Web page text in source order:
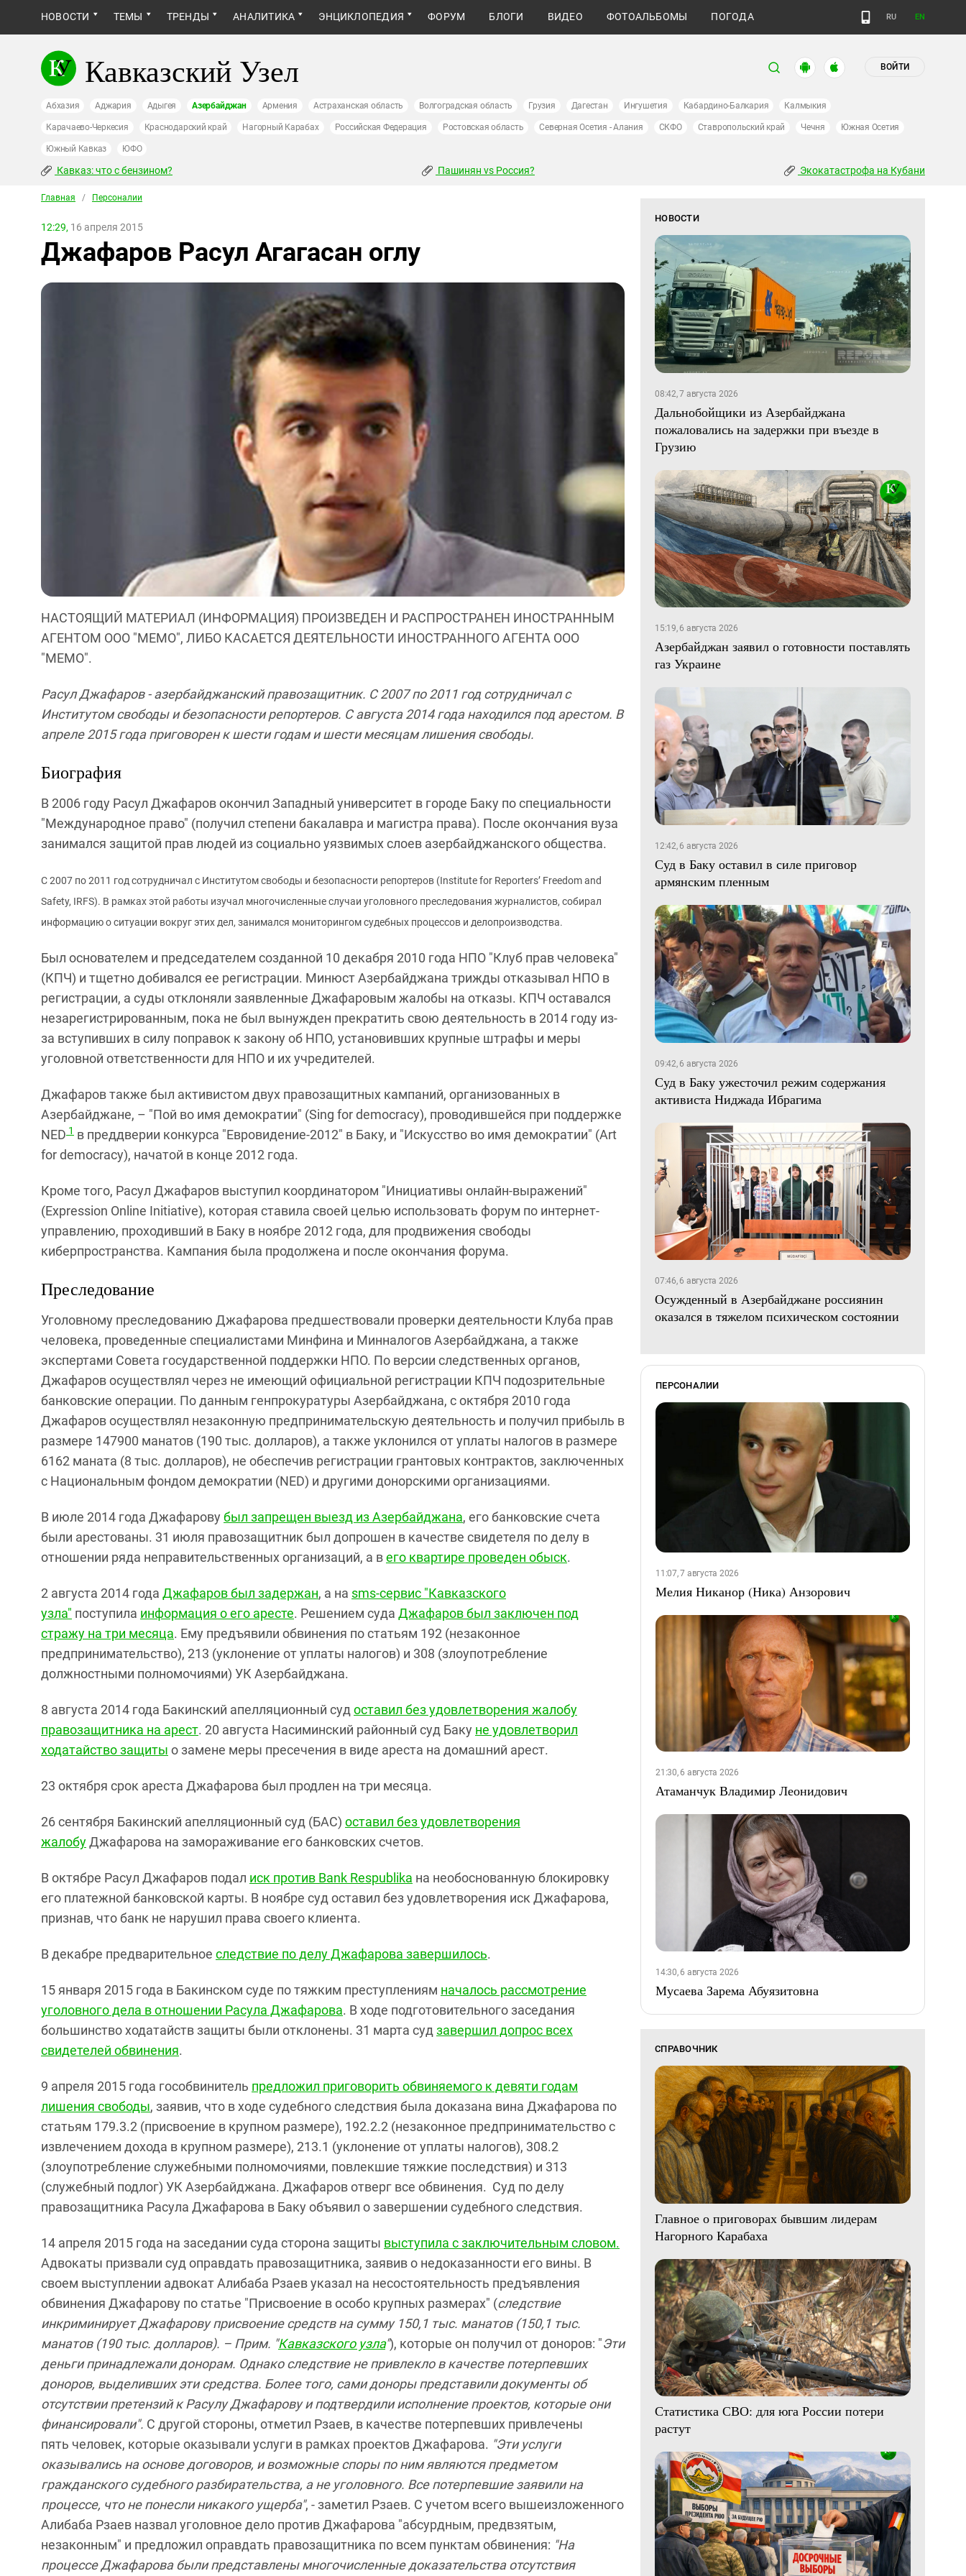
НОВОСТИ ТЕМЫ ТРЕНДЫ АНАЛИТИКА ЭНЦИКЛОПЕДИЯ ФОРУМ БЛОГИ ВИДЕО ФОТОАЛЬБОМЫ ПОГОДА RU EN
Кавказский Узел ВОЙТИ
Абхазия Аджария Адыгея Азербайджан Армения Астраханская область Волгоградская область Грузия Дагестан Ингушетия Кабардино-Балкария Калмыкия
Карачаево-Черкесия Краснодарский край Нагорный Карабах Российская Федерация Ростовская область Северная Осетия - Алания СКФО Ставропольский край Чечня Южная Осетия
Южный Кавказ ЮФО
Кавказ: что с бензином? Пашинян vs Россия? Экокатастрофа на Кубани
Главная / Персоналии
12:29, 16 апреля 2015
Джафаров Расул Агагасан оглу
НАСТОЯЩИЙ МАТЕРИАЛ (ИНФОРМАЦИЯ) ПРОИЗВЕДЕН И РАСПРОСТРАНЕН ИНОСТРАННЫМ
АГЕНТОМ ООО "МЕМО", ЛИБО КАСАЕТСЯ ДЕЯТЕЛЬНОСТИ ИНОСТРАННОГО АГЕНТА ООО
"МЕМО".
Расул Джафаров - азербайджанский правозащитник. С 2007 по 2011 год сотрудничал с
Институтом свободы и безопасности репортеров. С августа 2014 года находился под арестом. В
апреле 2015 года приговорен к шести годам и шести месяцам лишения свободы.
Биография
В 2006 году Расул Джафаров окончил Западный университет в городе Баку по специальности
"Международное право" (получил степени бакалавра и магистра права). После окончания вуза
занимался защитой прав людей из социально уязвимых слоев азербайджанского общества.
С 2007 по 2011 год сотрудничал с Институтом свободы и безопасности репортеров (Institute for Reporters’ Freedom and
Safety, IRFS). В рамках этой работы изучал многочисленные случаи уголовного преследования журналистов, собирал
информацию о ситуации вокруг этих дел, занимался мониторингом судебных процессов и делопроизводства.
Был основателем и председателем созданной 10 декабря 2010 года НПО "Клуб прав человека"
(КПЧ) и тщетно добивался ее регистрации. Минюст Азербайджана трижды отказывал НПО в
регистрации, а суды отклоняли заявленные Джафаровым жалобы на отказы. КПЧ оставался
незарегистрированным, пока не был вынужден прекратить свою деятельность в 2014 году из-
за вступивших в силу поправок к закону об НПО, установивших крупные штрафы и меры
уголовной ответственности для НПО и их учредителей.
Джафаров также был активистом двух правозащитных кампаний, организованных в
Азербайджане, – "Пой во имя демократии" (Sing for democracy), проводившейся при поддержке
NED 1 в преддверии конкурса "Евровидение-2012" в Баку, и "Искусство во имя демократии" (Art
for democracy), начатой в конце 2012 года.
Кроме того, Расул Джафаров выступил координатором "Инициативы онлайн-выражений"
(Expression Online Initiative), которая ставила своей целью использовать форум по интернет-
управлению, проходивший в Баку в ноябре 2012 года, для продвижения свободы
киберпространства. Кампания была продолжена и после окончания форума.
Преследование
Уголовному преследованию Джафарова предшествовали проверки деятельности Клуба прав
человека, проведенные специалистами Минфина и Минналогов Азербайджана, а также
экспертами Совета государственной поддержки НПО. По версии следственных органов,
Джафаров осуществлял через не имеющий официальной регистрации КПЧ подозрительные
банковские операции. По данным генпрокуратуры Азербайджана, с октября 2010 года
Джафаров осуществлял незаконную предпринимательскую деятельность и получил прибыль в
размере 147900 манатов (190 тыс. долларов), а также уклонился от уплаты налогов в размере
6162 маната (8 тыс. долларов), не обеспечив регистрации грантовых контрактов, заключенных
с Национальным фондом демократии (NED) и другими донорскими организациями.
В июле 2014 года Джафарову был запрещен выезд из Азербайджана, его банковские счета
были арестованы. 31 июля правозащитник был допрошен в качестве свидетеля по делу в
отношении ряда неправительственных организаций, а вего квартире проведен обыск.
2 августа 2014 года Джафаров был задержан, а на sms-сервис "Кавказского
узла" поступила информация о его аресте. Решением суда Джафаровбыл заключен под
стражу на три месяца. Ему предъявили обвинения по статьям 192 (незаконное
предпринимательство), 213 (уклонение от уплаты налогов) и 308 (злоупотребление
должностными полномочиями) УК Азербайджана.
8 августа 2014 года Бакинский апелляционный суд оставил без удовлетворения жалобу
правозащитника на арест. 20 августа Насиминский районный суд Баку не удовлетворил
ходатайство защиты о замене меры пресечения в виде ареста на домашний арест.
23 октября срок ареста Джафарова был продлен на три месяца.
26 сентября Бакинский апелляционный суд (БАС) оставил без удовлетворения
жалобуДжафарова на замораживание его банковских счетов.
В октябре Расул Джафаров подал иск против Bank Respublika на необоснованную блокировку
его платежной банковской карты. В ноябре суд оставил без удовлетворения иск Джафарова,
признав, что банк не нарушил права своего клиента.
В декабре предварительное следствие по делу Джафарова завершилось.
15 января 2015 года в Бакинском суде по тяжким преступлениям началось рассмотрение
уголовного дела в отношении Расула Джафарова. В ходе подготовительного заседания
большинство ходатайств защиты были отклонены. 31 марта суд завершил допрос всех
свидетелей обвинения.
9 апреля 2015 года гособвинитель предложил приговорить обвиняемого к девяти годам
лишения свободы, заявив, что в ходе судебного следствия была доказана вина Джафарова по
статьям 179.3.2 (присвоение в крупном размере), 192.2.2 (незаконное предпринимательство с
извлечением дохода в крупном размере), 213.1 (уклонение от уплаты налогов), 308.2
(злоупотребление служебными полномочиями, повлекшие тяжкие последствия) и 313
(служебный подлог) УК Азербайджана. Джафаров отверг все обвинения. Суд по делу
правозащитника Расула Джафарова в Баку объявил о завершении судебного следствия.
14 апреля 2015 года на заседании суда сторона защиты выступила с заключительным словом.
Адвокаты призвали суд оправдать правозащитника, заявив о недоказанности его вины. В
своем выступлении адвокат Алибаба Рзаев указал на несостоятельность предъявления
обвинения Джафарову по статье "Присвоение в особо крупных размерах" (следствие
инкриминирует Джафарову присвоение средств на сумму 150,1 тыс. манатов (150,1 тыс.
манатов (190 тыс. долларов). – Прим. "Кавказского узла"), которые он получил от доноров: "Эти
деньги принадлежали донорам. Однако следствие не привлекло в качестве потерпевших
доноров, выделивших эти средства. Более того, сами доноры представили документы об
отсутствии претензий к Расулу Джафарову и подтвердили исполнение проектов, которые они
финансировали". С другой стороны, отметил Рзаев, в качестве потерпевших привлечены
пять человек, которые оказывали услуги в рамках проектов Джафарова. "Эти услуги
оказывались на основе договоров, и возможные споры по ним являются предметом
гражданского судебного разбирательства, а не уголовного. Все потерпевшие заявили на
процессе, что не понесли никакого ущерба", - заметил Рзаев. С учетом всего вышеизложенного
Алибаба Рзаев назвал уголовное дело против Джафарова "абсурдным, предвзятым,
незаконным" и предложил оправдать правозащитника по всем пунктам обвинения: "На
процессе Джафарова были представлены многочисленные доказательства отсутствия
НОВОСТИ
08:42, 7 августа 2026
Дальнобойщики из Азербайджана
пожаловались на задержки при въезде в
Грузию
15:19, 6 августа 2026
Азербайджан заявил о готовности поставлять
газ Украине
12:42, 6 августа 2026
Суд в Баку оставил в силе приговор
армянским пленным
09:42, 6 августа 2026
Суд в Баку ужесточил режим содержания
активиста Ниджада Ибрагима
07:46, 6 августа 2026
Осужденный в Азербайджане россиянин
оказался в тяжелом психическом состоянии
ПЕРСОНАЛИИ
11:07, 7 августа 2026
Мелия Никанор (Ника) Анзорович
21:30, 6 августа 2026
Атаманчук Владимир Леонидович
14:30, 6 августа 2026
Мусаева Зарема Абуязитовна
СПРАВОЧНИК
Главное о приговорах бывшим лидерам
Нагорного Карабаха
Статистика СВО: для юга России потери
растут